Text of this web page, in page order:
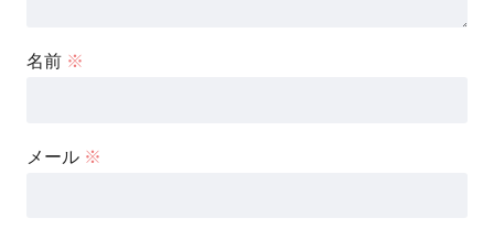
名前 ※
メール ※